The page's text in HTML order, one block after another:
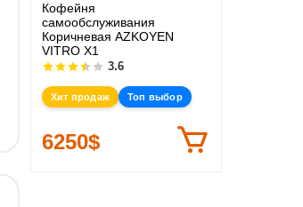
Кофейня
самообслуживания
Коричневая AZKOYEN
VITRO X1
3.6
Хит продаж Топ выбор
6250$